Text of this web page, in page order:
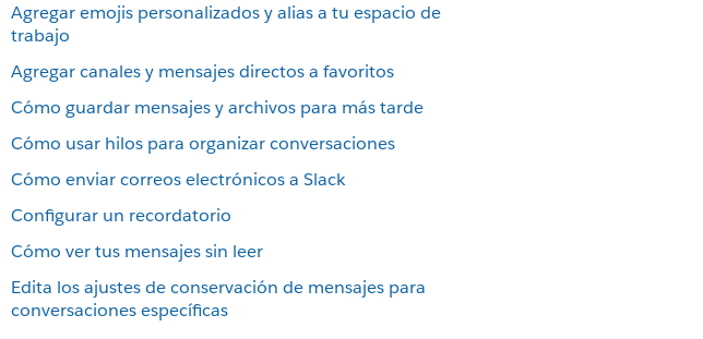
Agregar emojis personalizados y alias a tu espacio de
trabajo
Agregar canales y mensajes directos a favoritos
Cómo guardar mensajes y archivos para más tarde
Cómo usar hilos para organizar conversaciones
Cómo enviar correos electrónicos a Slack
Configurar un recordatorio
Cómo ver tus mensajes sin leer
Edita los ajustes de conservación de mensajes para
conversaciones específicas